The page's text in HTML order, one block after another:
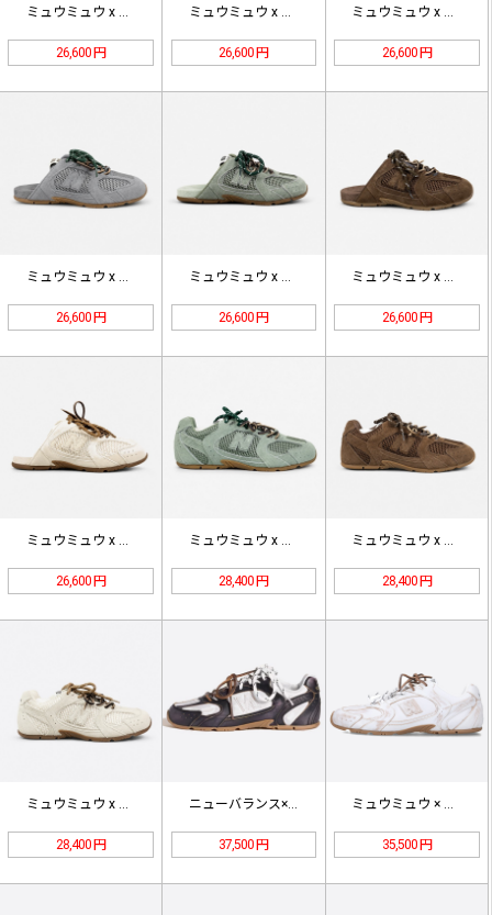
ミュウミュウ x ニューバランス 5…
26,600 円
ミュウミュウ x ニューバランス 5…
26,600 円
ミュウミュウ x ニューバランス 5…
26,600 円
26,600 円 26,600 円 26,600 円
ミュウミュウ x ニューバランス 5…
26,600 円
ミュウミュウ x ニューバランス 5…
28,400 円
ミュウミュウ x ニューバランス 5…
28,400 円
ミュウミュウ x ニューバランス 5…
28,400 円
ニューバランス×ミュウミュウ 530…
37,500 円
ミュウミュウ × ニューバランス 5…
35,500 円